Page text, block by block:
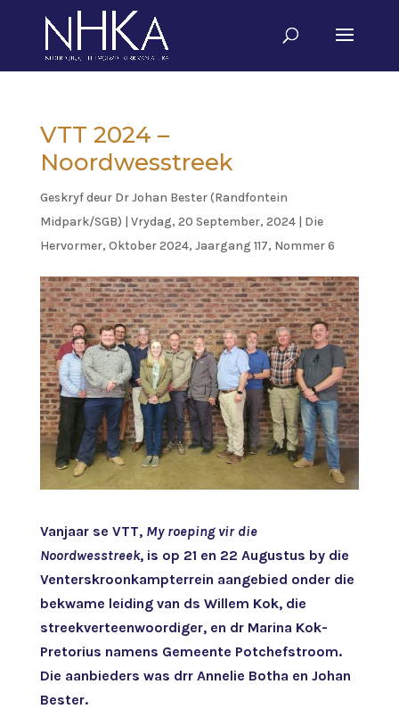
VTT 2024 –
Noordwesstreek
Geskryf deur Dr Johan Bester (Randfontein
Midpark/SGB) | Vrydag, 20 September, 2024| Die
Hervormer, Oktober 2024, Jaargang 117, Nommer 6
Vanjaar se VTT, My roeping vir die
Noordwesstreek, is op 21 en 22 Augustus by die
Venterskroonkampterrein aangebied onder die
bekwame leiding van ds Willem Kok, die
streekverteenwoordiger, en dr Marina Kok-
Pretorius namens Gemeente Potchefstroom.
Die aanbieders was drr Annelie Botha en Johan
Bester.